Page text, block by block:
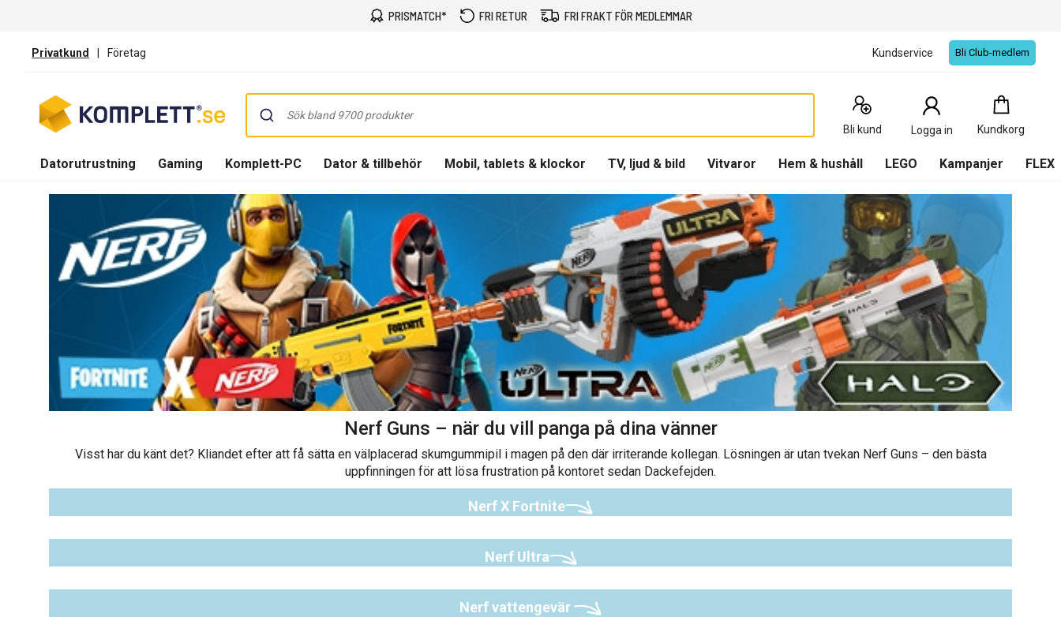
PRISMATCH* FRI RETUR FRI FRAKT FÖR MEDLEMMAR
Privatkund | Företag Kundservice Bli Club-medlem
Bli kund Logga in Kundkorg
Kundkorg
0
Produkter
Datorutrustning Gaming Komplett-PC Dator & tillbehör Mobil, tablets & klockor TV, ljud & bild Vitvaror Hem & hushåll LEGO Kampanjer FLEX
Nerf Guns – när du vill panga på dina vänner
Visst har du känt det? Kliandet efter att få sätta en välplacerad skumgummipil i magen på den där irriterande kollegan. Lösningen är utan tvekan Nerf Guns – den bästa
uppfinningen för att lösa frustration på kontoret sedan Dackefejden.
Nerf X Fortnite
Nerf Ultra
Nerf vattengevär